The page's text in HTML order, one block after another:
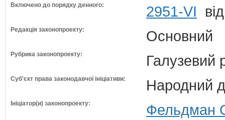
Включено до порядку денного: 2951-VI
Редакція законопроекту: Основний
Рубрика законопроекту: Галузевий
Суб'єкт права законодавчої ініціативи: Народний
Ініціатор(и) законопроекту:
Фельдман